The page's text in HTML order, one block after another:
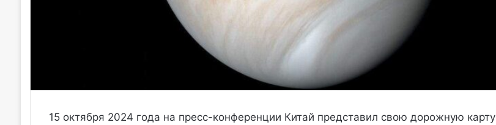
15 октября 2024 года на пресс-конференции Китай представил свою дорожную карту